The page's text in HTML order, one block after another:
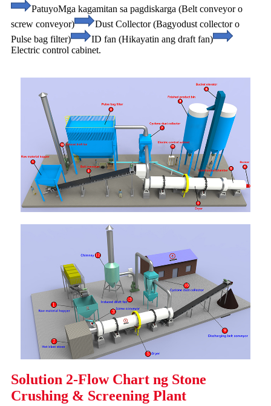
PatuyoMga kagamitan sa pagdiskarga (Belt conveyor o
screw conveyor)
Dust Collector (Bagyodust collector o
Pulse bag filter)
ID fan (Hikayatin ang draft fan)
Electric control cabinet.
Solution 2-Flow Chart ng Stone
Crushing & Screening Plant